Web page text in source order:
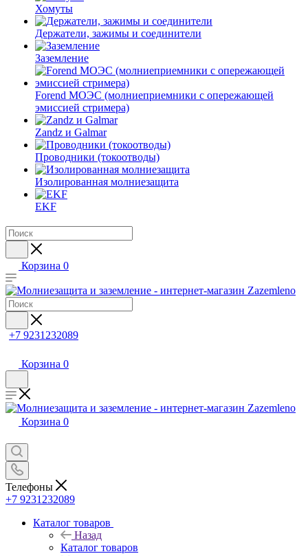
Хомуты
Держатели, зажимы и соединители
Заземление
Forend МОЭС (молниеприемники с опережающей
эмиссией стримера)
Zandz и Galmar
Проводники (токоотводы)
Изолированная молниезащита
EKF
Корзина 0
+7 9231232089
Корзина 0
Корзина 0
Телефоны
+7 9231232089
Каталог товаров
Назад
Каталог товаров